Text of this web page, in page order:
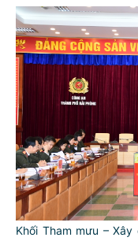
Khối Tham mưu –